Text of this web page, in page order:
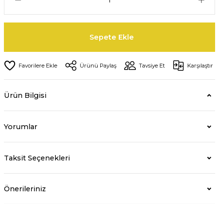
Sepete Ekle
Ürünü Paylaş Tavsiye Et Karşılaştır
Ürün Bilgisi
Yorumlar
Taksit Seçenekleri
Önerileriniz